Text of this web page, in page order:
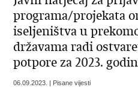
programa/projekata
iseljeništva u
državama radi
potpore za 2023.
06.09.2023. | Pisane vijesti